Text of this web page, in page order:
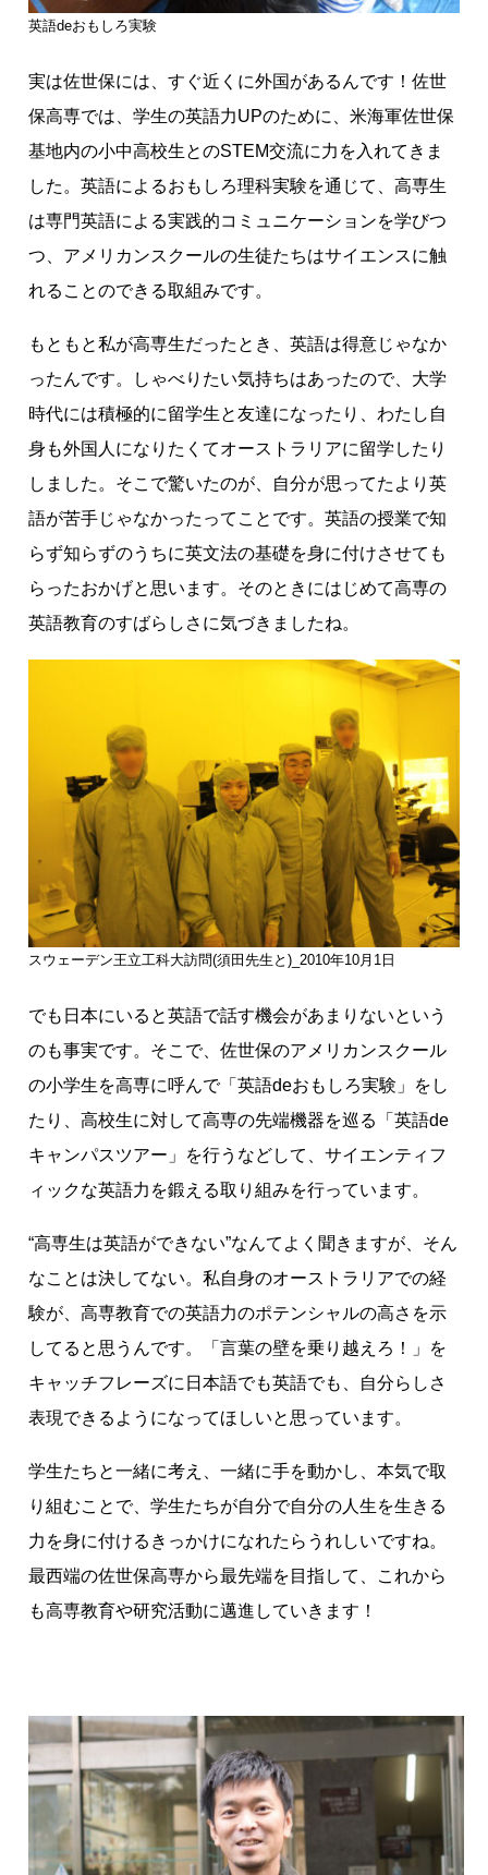
英語deおもしろ実験
実は佐世保には、すぐ近くに外国があるんです！佐世
保高専では、学生の英語力UPのために、米海軍佐世保
基地内の小中高校生とのSTEM交流に力を入れてきま
した。英語によるおもしろ理科実験を通じて、高専生
は専門英語による実践的コミュニケーションを学びつ
つ、アメリカンスクールの生徒たちはサイエンスに触
れることのできる取組みです。
もともと私が高専生だったとき、英語は得意じゃなか
ったんです。しゃべりたい気持ちはあったので、大学
時代には積極的に留学生と友達になったり、わたし自
身も外国人になりたくてオーストラリアに留学したり
しました。そこで驚いたのが、自分が思ってたより英
語が苦手じゃなかったってことです。英語の授業で知
らず知らずのうちに英文法の基礎を身に付けさせても
らったおかげと思います。そのときにはじめて高専の
英語教育のすばらしさに気づきましたね。
スウェーデン王立工科大訪問(須田先生と)_2010‎年‎10‎月‎1‎日
でも日本にいると英語で話す機会があまりないという
のも事実です。そこで、佐世保のアメリカンスクール
の小学生を高専に呼んで「英語deおもしろ実験」をし
たり、高校生に対して高専の先端機器を巡る「英語de
キャンパスツアー」を行うなどして、サイエンティフ
ィックな英語力を鍛える取り組みを行っています。
“高専生は英語ができない”なんてよく聞きますが、そん
なことは決してない。私自身のオーストラリアでの経
験が、高専教育での英語力のポテンシャルの高さを示
してると思うんです。「言葉の壁を乗り越えろ！」を
キャッチフレーズに日本語でも英語でも、自分らしさ
表現できるようになってほしいと思っています。
学生たちと一緒に考え、一緒に手を動かし、本気で取
り組むことで、学生たちが自分で自分の人生を生きる
力を身に付けるきっかけになれたらうれしいですね。
最西端の佐世保高専から最先端を目指して、これから
も高専教育や研究活動に邁進していきます！